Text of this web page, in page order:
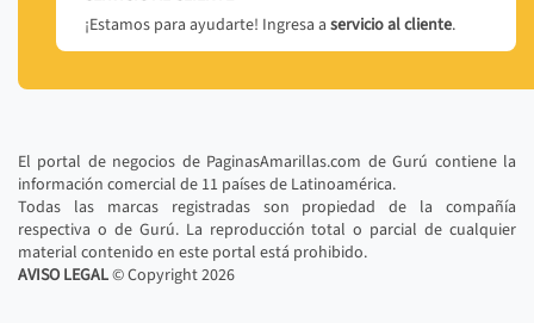
¡Estamos para ayudarte! Ingresa a servicio al cliente.
El portal de negocios de PaginasAmarillas.com de Gurú contiene la
información comercial de 11 países de Latinoamérica.
Todas las marcas registradas son propiedad de la compañía
respectiva o de Gurú. La reproducción total o parcial de cualquier
material contenido en este portal está prohibido.
AVISO LEGAL© Copyright2026